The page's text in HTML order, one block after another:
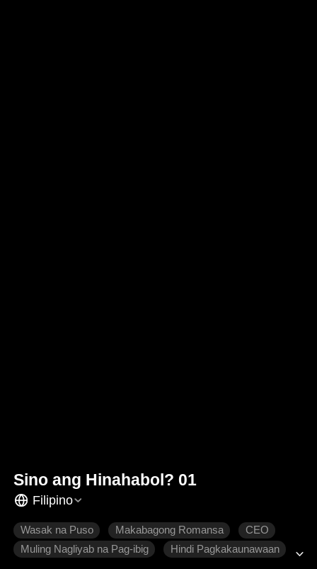
Sino ang Hinahabol? 01
Filipino
Wasak na Puso Makabagong Romansa
CEO
Muling Nagliyab na Pag-ibig
Hindi Pagkakaunawaan